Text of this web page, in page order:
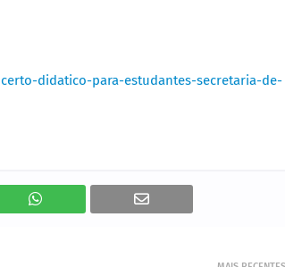
didatico-para-estudantes-secretaria-de-